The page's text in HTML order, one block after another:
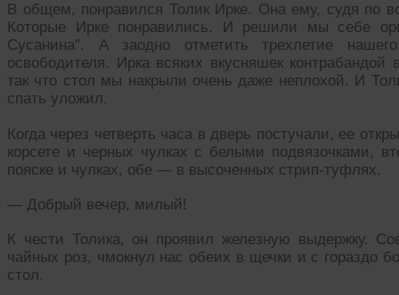
В общем, понравился Толик Ирке. Она ему, судя по
Которые Ирке понравились. И решили мы себе
Сусанина”. А заодно отметить трехлетие
освободителя. Ирка всяких вкусняшек
так что стол мы накрыли очень даже неплохой. И
спать уложил.
Когда через четверть часа в дверь постучали, ее
корсете и черных чулках с белыми подвязочками,
пояске и чулках, обе — в высоченных стрип-туфлях.
— Добрый вечер, милый!
К чести Толика, он проявил железную выдержку.
чайных роз, чмокнул нас обеих в щечки и с гораздо
стол.